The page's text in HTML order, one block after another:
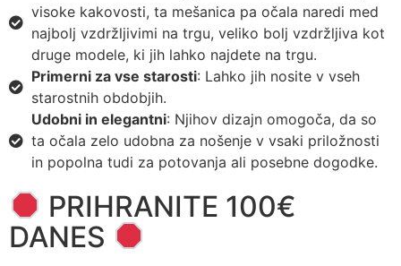
visoke kakovosti, ta mešanica pa očala naredi med
najbolj vzdržljivimi na trgu, veliko bolj vzdržljiva kot
druge modele, ki jih lahko najdete na trgu.
Primerni za vse starosti: Lahko jih nosite v vseh
starostnih obdobjih.
Udobni in elegantni: Njihov dizajn omogoča, da so
ta očala zelo udobna za nošenje v vsaki priložnosti
in popolna tudi za potovanja ali posebne dogodke.
PRIHRANITE 100€
DANES